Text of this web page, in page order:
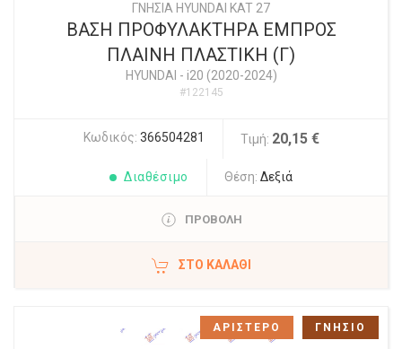
ΓΝΗΣΙΑ HYUNDAI KAT 27
ΒΑΣΗ ΠΡΟΦΥΛΑΚΤΗΡΑ ΕΜΠΡΟΣ
ΠΛΑΙΝΗ ΠΛΑΣΤΙΚΗ (Γ)
HYUNDAI - i20 (2020-2024)
#122145
Κωδικός: 366504281 Τιμή: 20,15 €
Διαθέσιμο Θέση: Δεξιά
ΠΡΟΒΟΛΗ
ΣΤΟ ΚΑΛΆΘΙ
ΑΡΙΣΤΕΡΟ ΓΝΗΣΙΟ